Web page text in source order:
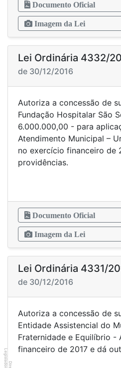
Documento Oficial
Imagem da Lei
Lei Ordinária 4332/
de 30/12/2016
Autoriza a concessão de
Fundação Hospitalar São
6.000.000,00 - para
Atendimento Municipal –
no exercício financeiro de
providências.
Documento Oficial
Imagem da Lei
Lei Ordinária 4331/
de 30/12/2016
Autoriza a concessão de
Entidade Assistencial do
Fraternidade e Equilíbrio -
financeiro de 2017 e dá
Legislador